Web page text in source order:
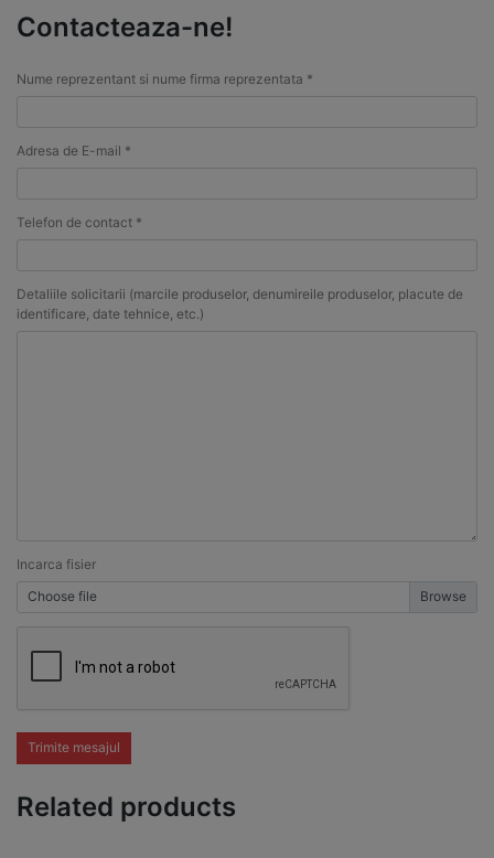
Contacteaza-ne!
Nume reprezentant si nume firma reprezentata *
Adresa de E-mail *
Telefon de contact *
Detaliile solicitarii (marcile produselor, denumireile produselor, placute de
identificare, date tehnice, etc.)
Incarca fisier
Choose file
Trimite mesajul
Related products